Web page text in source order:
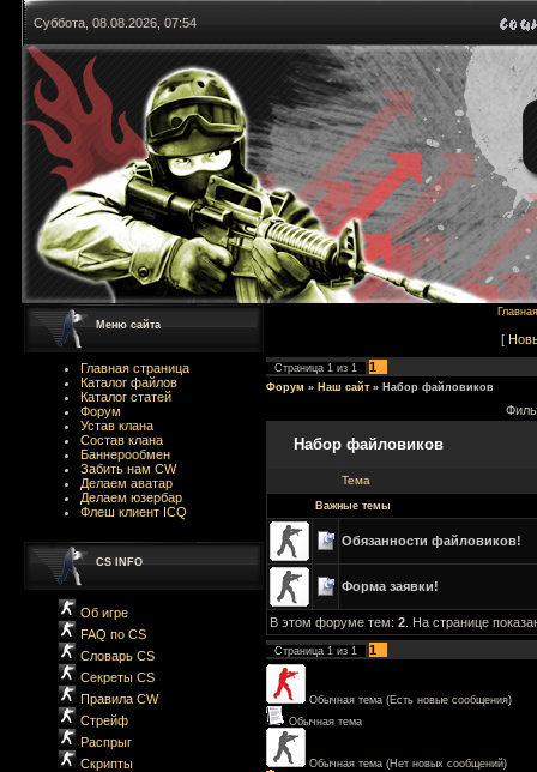
Суббота, 08.08.2026, 07:54
Меню сайта
Главная страница
Каталог файлов
Каталог статей
Форум
Устав клана
Состав клана
Баннерообмен
Забить нам CW
Делаем аватар
Делаем юзербар
Флеш клиент ICQ
CS INFO
Об игре
FAQ по CS
Словарь CS
Секреты CS
Правила CW
Стрейф
Распрыг
Скрипты
Главная
[
Страница 1 из 1 1
Форум » Наш сайт » Набор файловиков
Набор файловиков
Тема
Важные темы
Обязанности файловиков!
Форма заявки!
В этом форуме тем: 2 . На странице
Страница 1 из 1 1
Обычная тема (Есть новые сообщения)
Обычная тема
Обычная тема (Нет новых сообщений)